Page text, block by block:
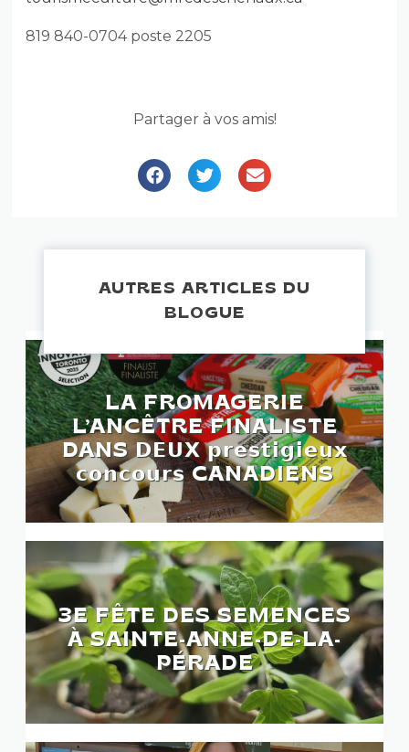
819 840-0704 poste 2205
Partager à vos amis!
AUTRES ARTICLES DU
BLOGUE
LA FROMAGERIE
L’ANCÊTRE FINALISTE
DANS 𝗗𝗘𝗨𝗫 𝗽𝗿𝗲𝘀𝘁𝗶𝗴𝗶𝗲𝘂𝘅
𝗰𝗼𝗻𝗰𝗼𝘂𝗿𝘀 CANADIENS
3E FÊTE DES SEMENCES
À SAINTE-ANNE-DE-LA-
PÉRADE